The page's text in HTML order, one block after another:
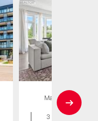
Maison en
rangée
3 CAC , 2